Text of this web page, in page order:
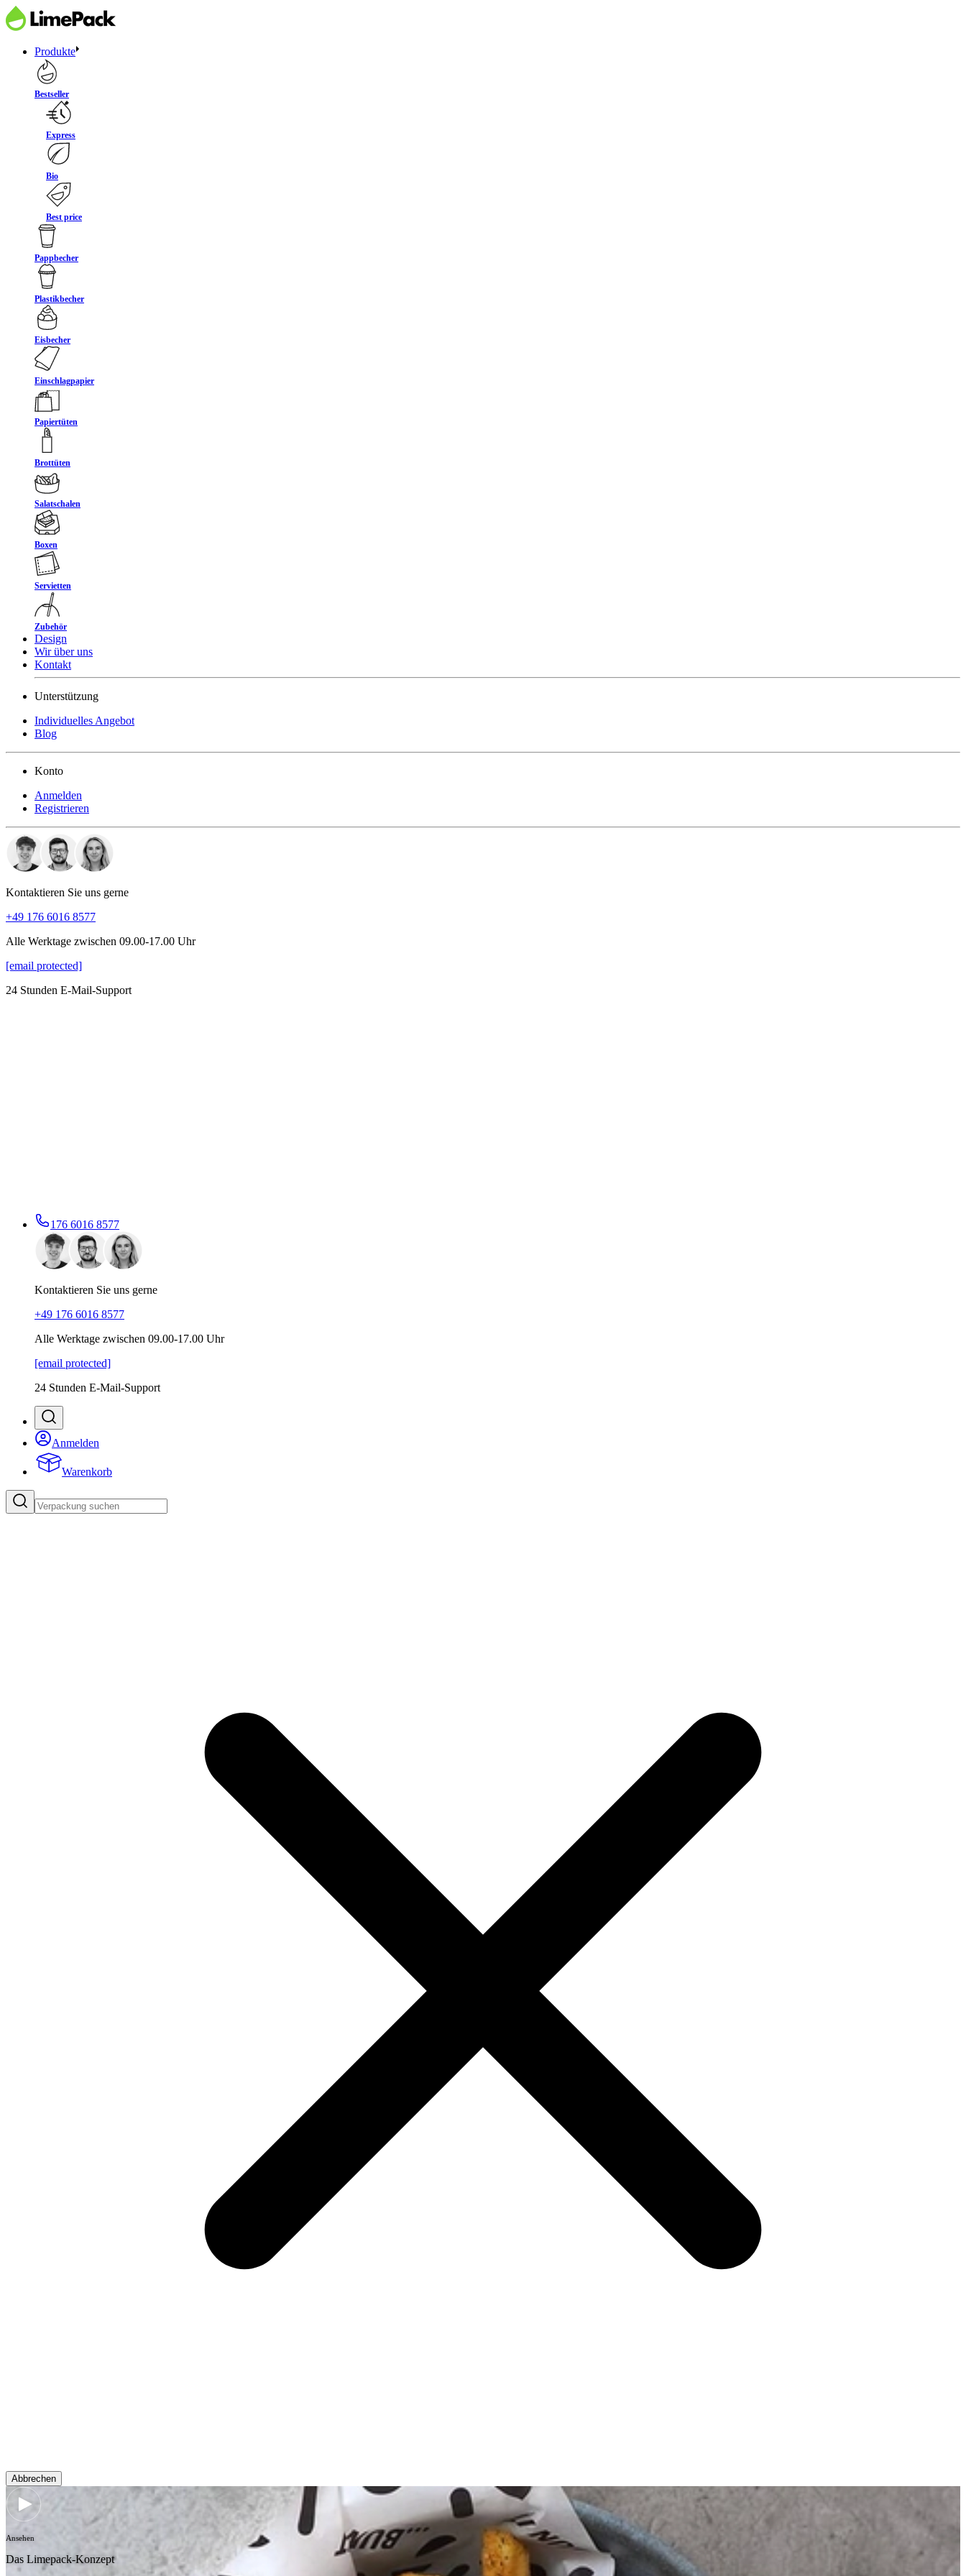
Produkte
Bestseller
Express
Bio
Best price
Pappbecher
Plastikbecher
Eisbecher
Einschlagpapier
Papiertüten
Brottüten
Salatschalen
Boxen
Servietten
Zubehör
Design
Wir über uns
Kontakt
Unterstützung
Individuelles Angebot
Blog
Konto
Anmelden
Registrieren
Kontaktieren Sie uns gerne
+49 176 6016 8577
Alle Werktage zwischen 09.00-17.00 Uhr
[email protected]
24 Stunden E-Mail-Support
176 6016 8577
Kontaktieren Sie uns gerne
+49 176 6016 8577
Alle Werktage zwischen 09.00-17.00 Uhr
[email protected]
24 Stunden E-Mail-Support
Anmelden
Warenkorb
Abbrechen
Ansehen
Das Limepack-Konzept